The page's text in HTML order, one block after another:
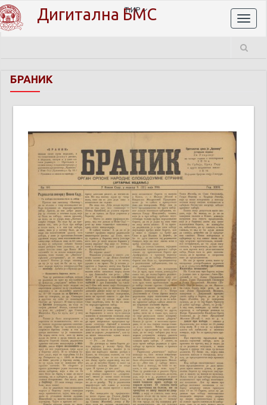
Дигитална БМС
ЋИР
БРАНИК